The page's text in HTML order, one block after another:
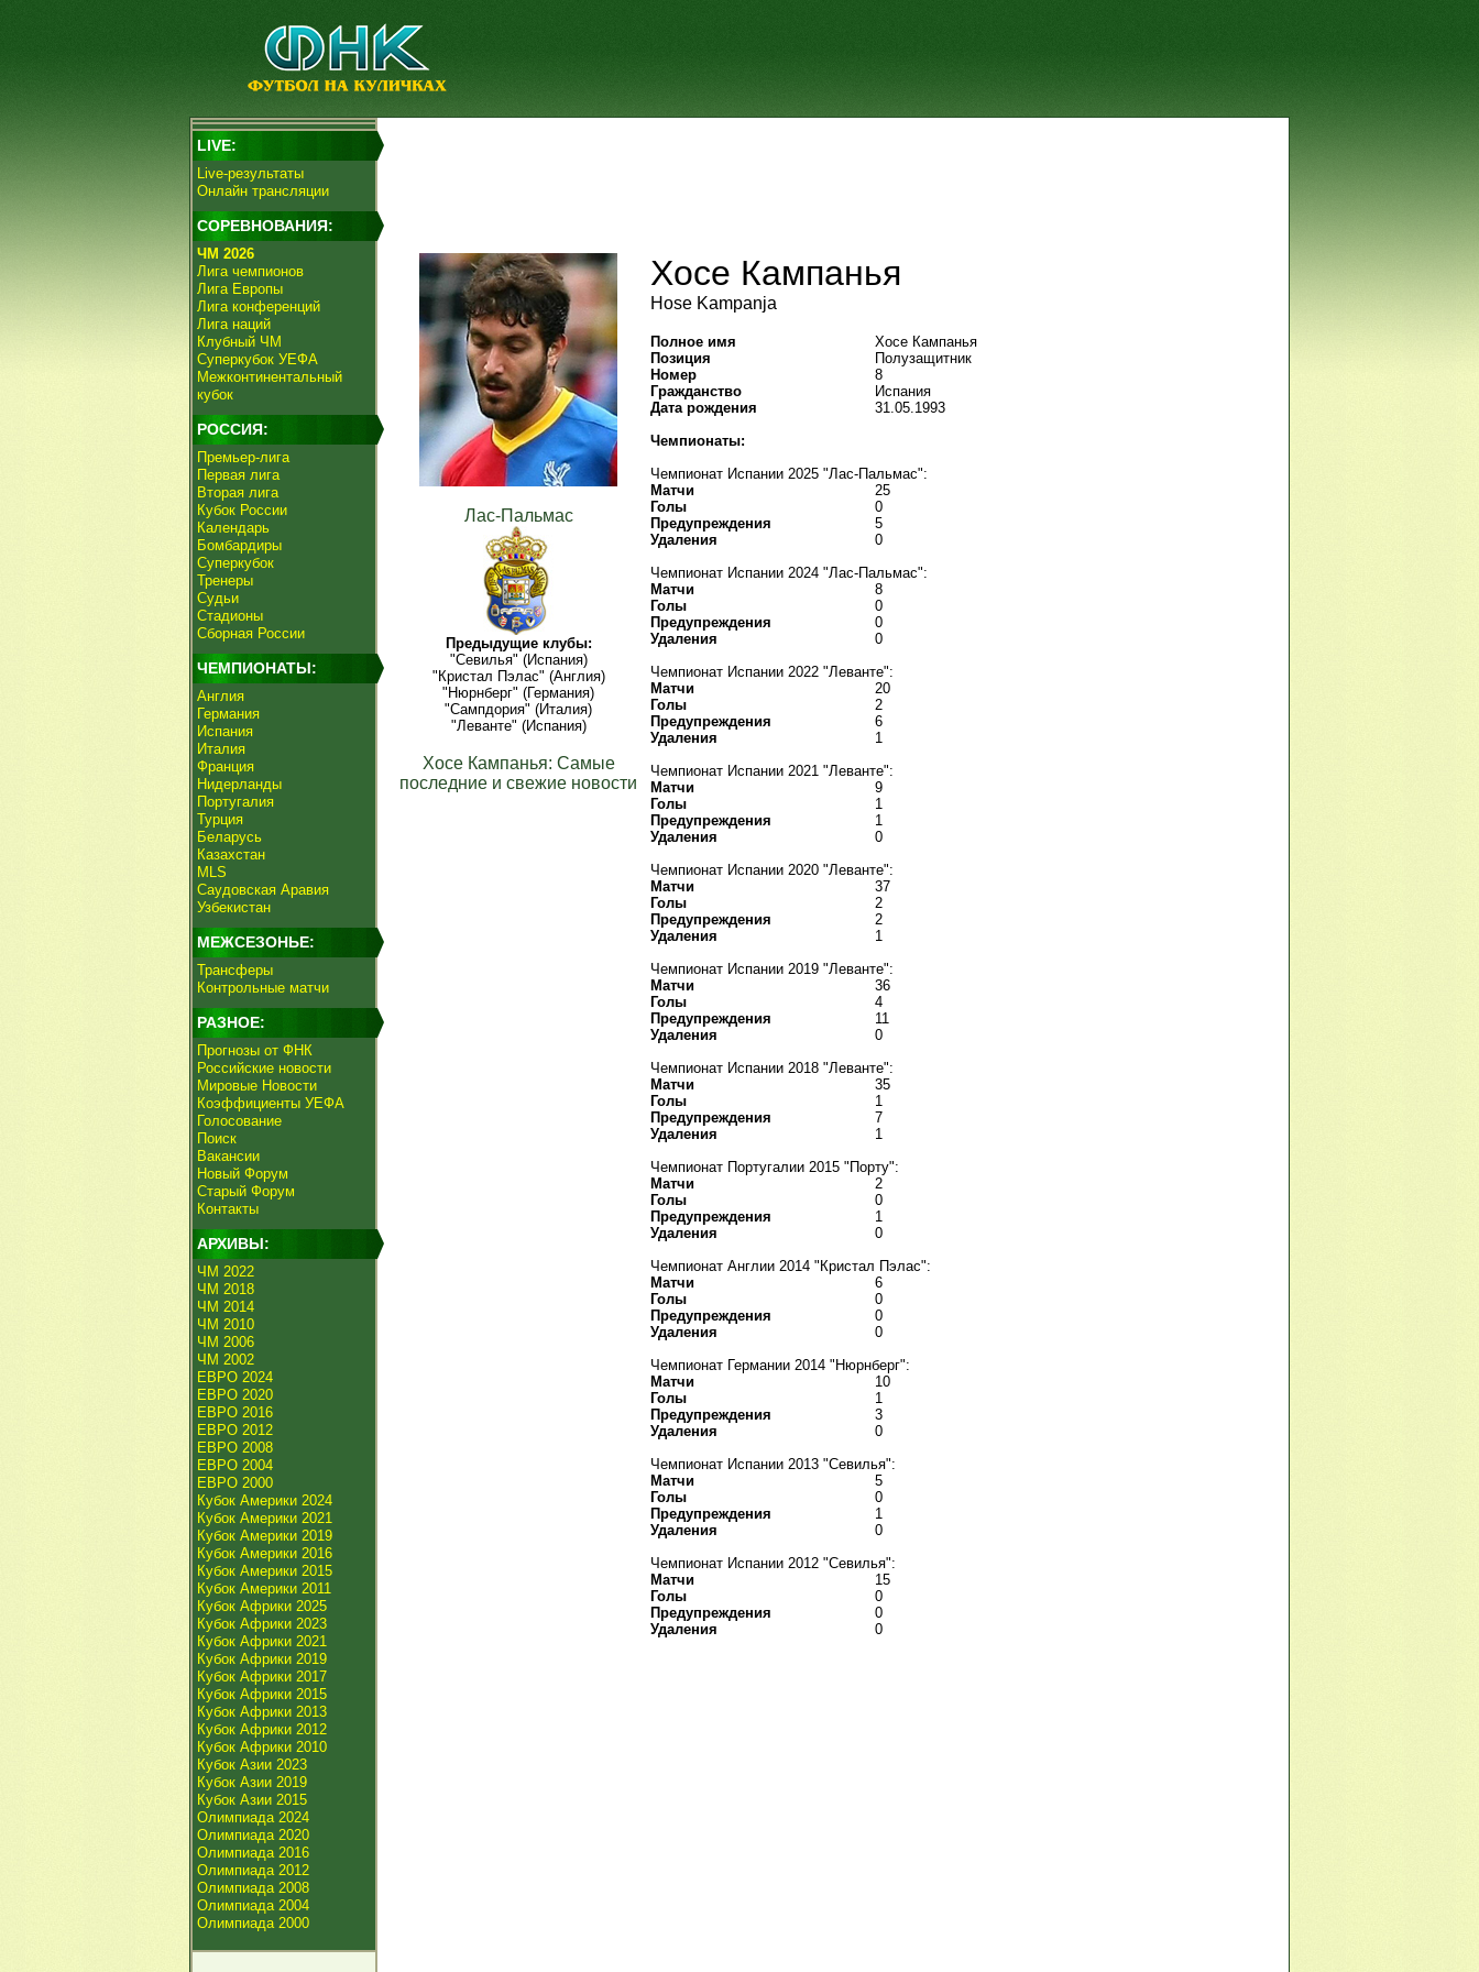
LIVE:
Live-результаты
Онлайн трансляции
СОРЕВНОВАНИЯ:
ЧМ 2026
Лига чемпионов
Лига Европы
Лига конференций
Лига наций
Клубный ЧМ
Суперкубок УЕФА
Межконтинентальный
кубок
РОССИЯ:
Премьер-лига
Первая лига
Вторая лига
Кубок России
Календарь
Бомбардиры
Суперкубок
Тренеры
Судьи
Стадионы
Сборная России
ЧЕМПИОНАТЫ:
Англия
Германия
Испания
Италия
Франция
Нидерланды
Португалия
Турция
Беларусь
Казахстан
MLS
Саудовская Аравия
Узбекистан
МЕЖСЕЗОНЬЕ:
Трансферы
Контрольные матчи
РАЗНОЕ:
Прогнозы от ФНК
Российские новости
Мировые Новости
Коэффициенты УЕФА
Голосование
Поиск
Вакансии
Новый Форум
Старый Форум
Контакты
АРХИВЫ:
ЧМ 2022
ЧМ 2018
ЧМ 2014
ЧМ 2010
ЧМ 2006
ЧМ 2002
ЕВРО 2024
ЕВРО 2020
ЕВРО 2016
ЕВРО 2012
ЕВРО 2008
ЕВРО 2004
ЕВРО 2000
Кубок Америки 2024
Кубок Америки 2021
Кубок Америки 2019
Кубок Америки 2016
Кубок Америки 2015
Кубок Америки 2011
Кубок Африки 2025
Кубок Африки 2023
Кубок Африки 2021
Кубок Африки 2019
Кубок Африки 2017
Кубок Африки 2015
Кубок Африки 2013
Кубок Африки 2012
Кубок Африки 2010
Кубок Азии 2023
Кубок Азии 2019
Кубок Азии 2015
Олимпиада 2024
Олимпиада 2020
Олимпиада 2016
Олимпиада 2012
Олимпиада 2008
Олимпиада 2004
Олимпиада 2000
Лас-Пальмас
Предыдущие клубы:
"Севилья" (Испания)
"Кристал Пэлас" (Англия)
"Нюрнберг" (Германия)
"Сампдория" (Италия)
"Леванте" (Испания)
Хосе Кампанья: Самые
последние и свежие новости
Хосе Кампанья
Hose Kampanja
Полное имя
Хосе Кампанья
Позиция
Полузащитник
Номер
8
Гражданство
Испания
Дата рождения
31.05.1993
Чемпионаты:
Чемпионат Испании 2025 "Лас-Пальмас":
Матчи
25
Голы
0
Предупреждения
5
Удаления
0
Чемпионат Испании 2024 "Лас-Пальмас":
Матчи
8
Голы
0
Предупреждения
0
Удаления
0
Чемпионат Испании 2022 "Леванте":
Матчи
20
Голы
2
Предупреждения
6
Удаления
1
Чемпионат Испании 2021 "Леванте":
Матчи
9
Голы
1
Предупреждения
1
Удаления
0
Чемпионат Испании 2020 "Леванте":
Матчи
37
Голы
2
Предупреждения
2
Удаления
1
Чемпионат Испании 2019 "Леванте":
Матчи
36
Голы
4
Предупреждения
11
Удаления
0
Чемпионат Испании 2018 "Леванте":
Матчи
35
Голы
1
Предупреждения
7
Удаления
1
Чемпионат Португалии 2015 "Порту":
Матчи
2
Голы
0
Предупреждения
1
Удаления
0
Чемпионат Англии 2014 "Кристал Пэлас":
Матчи
6
Голы
0
Предупреждения
0
Удаления
0
Чемпионат Германии 2014 "Нюрнберг":
Матчи
10
Голы
1
Предупреждения
3
Удаления
0
Чемпионат Испании 2013 "Севилья":
Матчи
5
Голы
0
Предупреждения
1
Удаления
0
Чемпионат Испании 2012 "Севилья":
Матчи
15
Голы
0
Предупреждения
0
Удаления
0